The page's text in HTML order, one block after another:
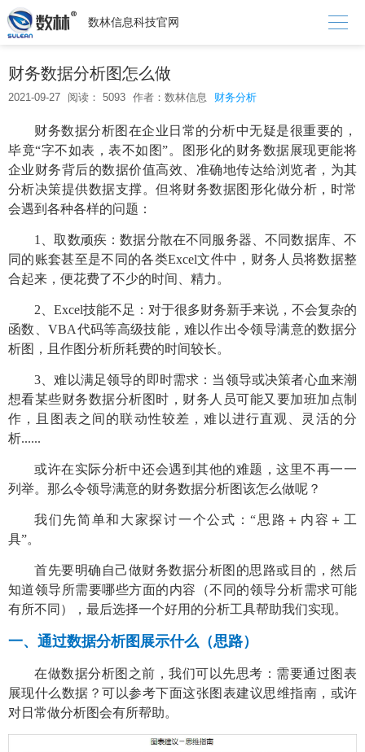
数林信息科技官网 
财务数据分析图怎么做
2021-09-27 阅读： 5093 作者：数林信息 财务分析
财务数据分析图在企业日常的分析中无疑是很重要的，
毕竟“字不如表，表不如图”。图形化的财务数据展现更能将
企业财务背后的数据价值高效、准确地传达给浏览者，为其
分析决策提供数据支撑。但将财务数据图形化做分析，时常
会遇到各种各样的问题：
1、取数顽疾：数据分散在不同服务器、不同数据库、不
同的账套甚至是不同的各类Excel文件中，财务人员将数据整
合起来，便花费了不少的时间、精力。
2、 Excel技能不足：对于很多财务新手来说，不会复杂的
函数、VBA代码等高级技能，难以作出令领导满意的数据分
析图，且作图分析所耗费的时间较长。
3、难以满足领导的即时需求：当领导或决策者心血来潮
想看某些财务数据分析图时，财务人员可能又要加班加点制
作，且图表之间的联动性较差，难以进行直观、灵活的分
析......
或许在实际分析中还会遇到其他的难题，这里不再一一
列举。那么令领导满意的财务数据分析图该怎么做呢？
我们先简单和大家探讨一个公式：“思路＋内容＋工
具”。
首先要明确自己做财务数据分析图的思路或目的，然后
知道领导所需要哪些方面的内容（不同的领导分析需求可能
有所不同），最后选择一个好用的分析工具帮助我们实现。
一、 通过数据分析图展示什么（思路）
在做数据分析图之前，我们可以先思考：需要通过图表
展现什么数据？可以参考下面这张图表建议思维指南，或许
对日常做分析图会有所帮助。